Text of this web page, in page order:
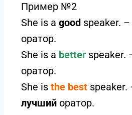
Пример №2
She is a good speaker.
оратор.
She is a better speaker.
оратор.
She is the best speaker.
лучший оратор.